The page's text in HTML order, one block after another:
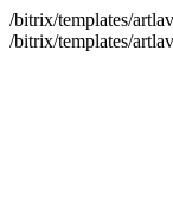
/bitrix/templates/
/bitrix/templates/